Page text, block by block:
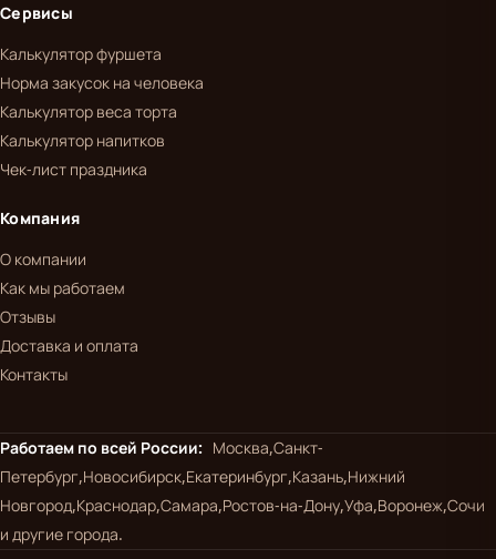
Сервисы
Калькулятор фуршета
Норма закусок на человека
Калькулятор веса торта
Калькулятор напитков
Чек-лист праздника
Компания
О компании
Как мы работаем
Отзывы
Доставка и оплата
Контакты
Работаем по всей России: Москва,Санкт-
Петербург,Новосибирск,Екатеринбург,Казань,Нижний
Новгород,Краснодар,Самара,Ростов-на-Дону,Уфа,Воронеж,Сочи
и другие города.